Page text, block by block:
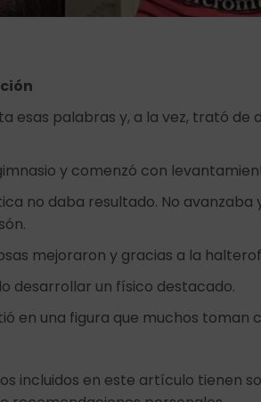
esas palabras y, a la vez, trató
y comenzó con
no daba resultado. No
mejoraron y gracias a la
desarrollar un físico destacado.
en una figura que muchos toman
incluidos en este artículo tienen